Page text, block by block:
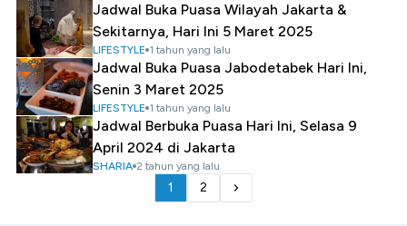
Jadwal Buka Puasa Wilayah Jakarta &
Sekitarnya, Hari Ini 5 Maret 2025
LIFESTYLE 1 tahun yang lalu
Jadwal Buka Puasa Jabodetabek Hari Ini,
Senin 3 Maret 2025
LIFESTYLE 1 tahun yang lalu
Jadwal Berbuka Puasa Hari Ini, Selasa 9
April 2024 di Jakarta
SHARIA 2 tahun yang lalu
1 2